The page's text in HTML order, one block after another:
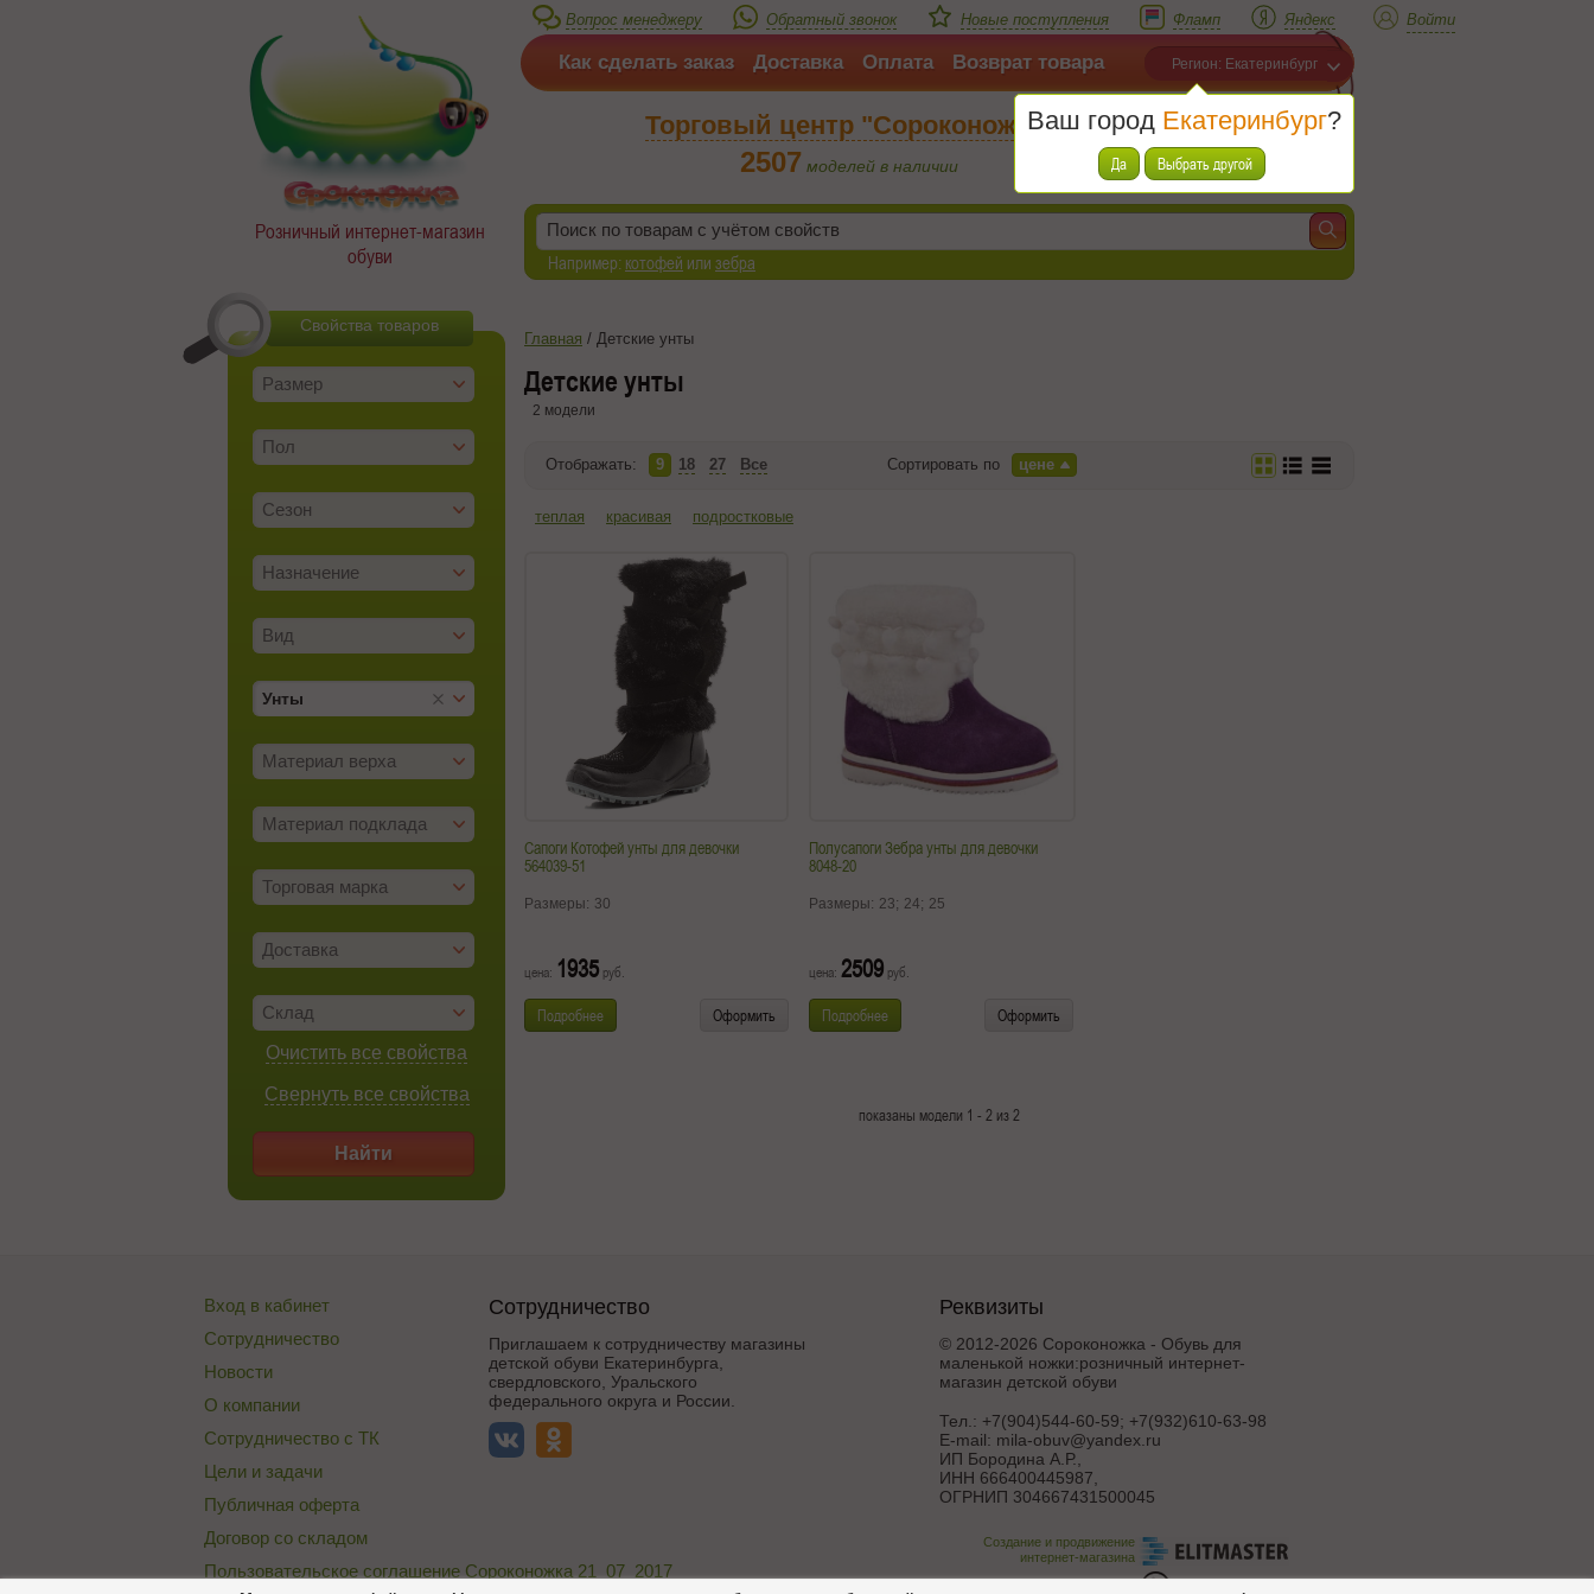
Розничный интернет-магазин
обуви
Например:котофей илизебра
Вопрос менеджеру Обратный звонок Новые поступления Фламп Яндекс Войти
Как сделать заказ Доставка Оплата Возврат товара Регион: Екатеринбург
Ваш город Екатеринбург?
Да Выбрать другой
Корзина
Товаров (
Торговый центр "Сороконожка"
2507 моделей в наличии
Размер
Пол
Сезон
Назначение
Вид
Унты
Материал верха
Материал подклада
Торговая марка
Доставка
Склад
Очистить все свойства
Свернуть все свойства
Найти
Свойства товаров
Главная / Детские унты
Детские унты
2 модели
Отображать: 9 18 27 Все Сортировать по цене
теплая красивая подростковые
Сапоги Котофей унты для девочки
564039-51
Размеры: 30
цена: 1935 руб.
Подробнее Оформить
Полусапоги Зебра унты для девочки
8048-20
Размеры: 23; 24; 25
цена: 2509 руб.
Подробнее Оформить
показаны модели 1 - 2 из 2
Вход в кабинет
Сотрудничество
Новости
О компании
Сотрудничество с ТК
Цели и задачи
Публичная оферта
Договор со складом
Пользовательское соглашение Сороконожка 21_07_2017
Сотрудничество
Приглашаем к сотрудничеству магазины
детской обуви Екатеринбурга,
свердловского, Уральского
федерального округа и России.
Реквизиты
© 2012-2026 Сороконожка - Обувь для
маленькой ножки:розничный интернет-
магазин детской обуви
Тел.: +7(904)544-60-59; +7(932)610-63-98
E-mail: mila-obuv@yandex.ru
ИП Бородина А.Р.
ИНН 666400445987,
ОГРНИП 304667431500045
Создание и продвижение
интернет-магазина